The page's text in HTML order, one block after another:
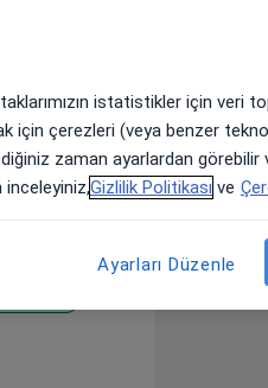
Uzmanlık
olarak
sonra
Cerrahisi
Etfal
istatistikler için veri
için çerezleri (veya benzer
zaman ayarlardan görebilir
inceleyiniz,Gizlilik Politikası ve
Ayarları Düzenle